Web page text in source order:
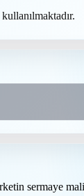
sermaye